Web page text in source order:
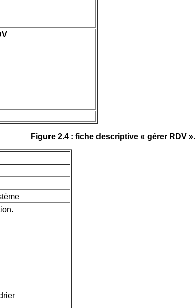
Figure 2.4 : fiche descriptive « gérer RDV ».